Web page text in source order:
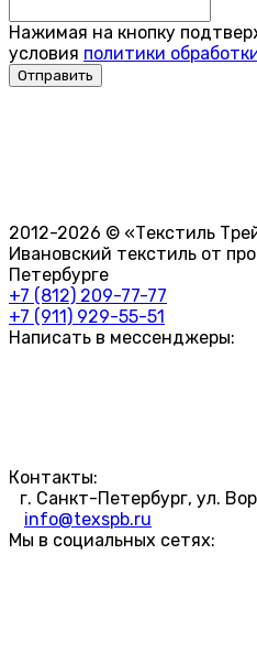
Нажимая на кнопку
условия политики
2012-2026 © «Текстиль
Ивановский текстиль от
Петербурге
+7 (812) 209-77-77
+7 (911) 929-55-51
Написать в мессенджеры:
Контакты:
г. Санкт-Петербург, ул.
info@texspb.ru
Мы в социальных сетях: